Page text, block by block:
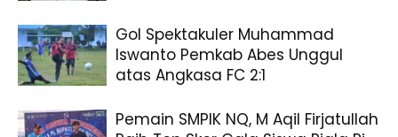
Gol Spektakuler Muhammad
Iswanto Pemkab Abes Unggul
atas Angkasa FC 2:1
Pemain SMPIK NQ, M Aqil Firjatullah